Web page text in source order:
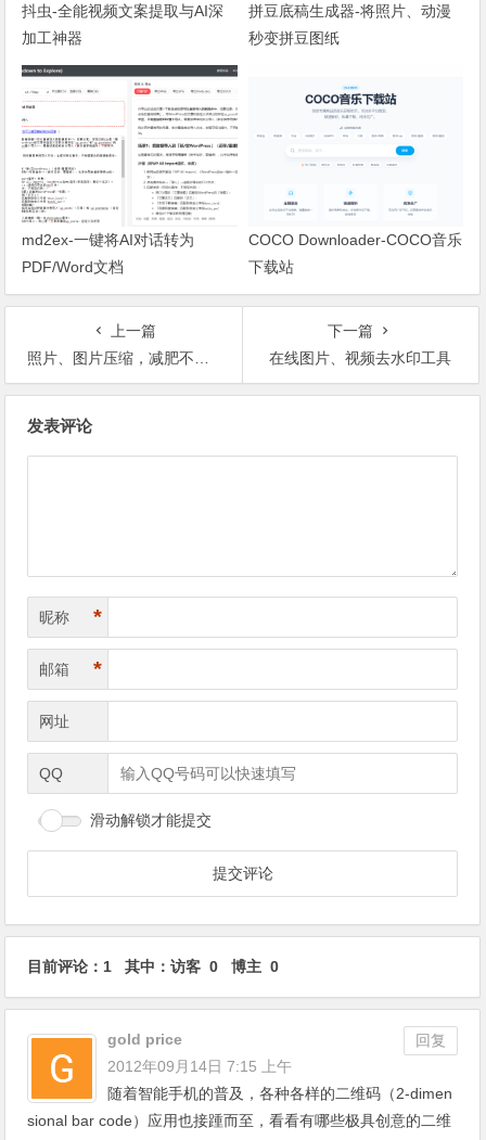
抖虫-全能视频文案提取与AI深
加工神器
拼豆底稿生成器-将照片、动漫
秒变拼豆图纸
md2ex-一键将AI对话转为
PDF/Word文档
COCO Downloader-COCO音乐
下载站
上一篇
照片、图片压缩，减肥不失真！
下一篇
在线图片、视频去水印工具
发表评论
昵称 *
邮箱 *
网址
QQ
滑动解锁才能提交
目前评论：1 其中：访客 0 博主 0
gold price
回复
2012年09月14日 7:15 上午
随着智能手机的普及，各种各样的二维码（2-dimen
sional bar code）应用也接踵而至，看看有哪些极具创意的二维